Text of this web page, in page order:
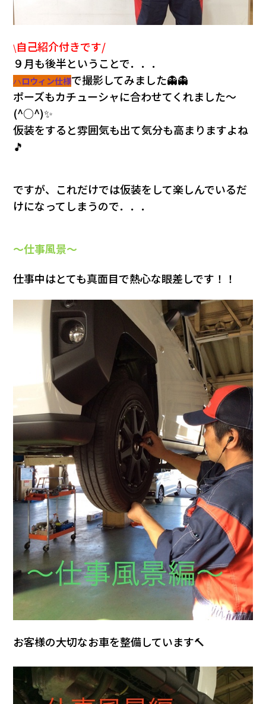
\自己紹介付きです/
９月も後半ということで．．．
ハロウィン仕様で撮影してみました👻👻
ポーズもカチューシャに合わせてくれました～
(^○^)✨
仮装をすると雰囲気も出て気分も高まりますよね
🎵
ですが、これだけでは仮装をして楽しんでいるだ
けになってしまうので．．．
～仕事風景～
仕事中はとても真面目で熱心な眼差しです！！
お客様の大切なお車を整備しています🔨